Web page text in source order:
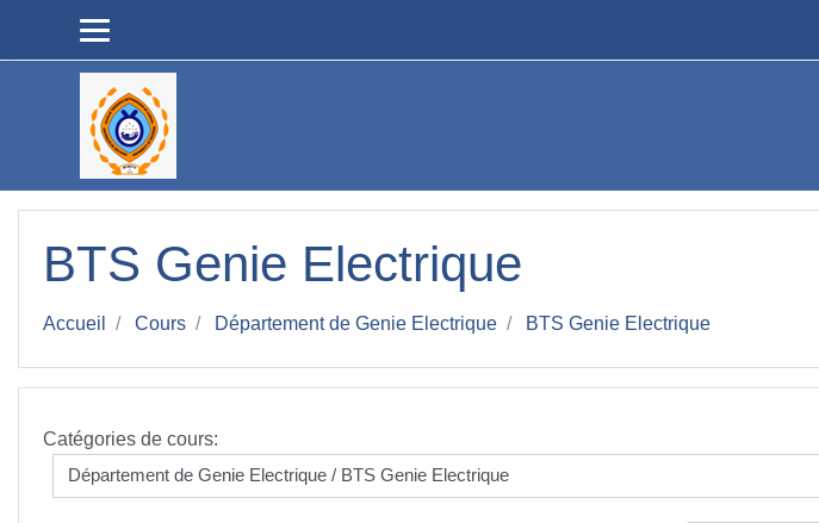
BTS Genie Electrique
Accueil Cours Département de Genie Electrique BTS Genie Electrique
Catégories de cours: